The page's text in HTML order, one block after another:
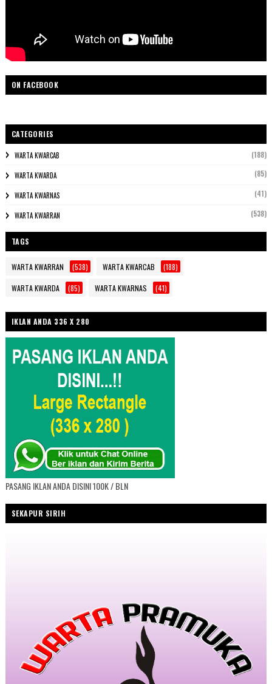
ON FACEBOOK
CATEGORIES
WARTA KWARCAB (188)
WARTA KWARDA (85)
WARTA KWARNAS (41)
WARTA KWARRAN (538)
TAGS
WARTA KWARRAN (538) WARTA KWARCAB (188)
WARTA KWARDA (85) WARTA KWARNAS (41)
IKLAN ANDA 336 X 280
PASANG IKLAN ANDA DISINI 100K / BLN
SEKAPUR SIRIH